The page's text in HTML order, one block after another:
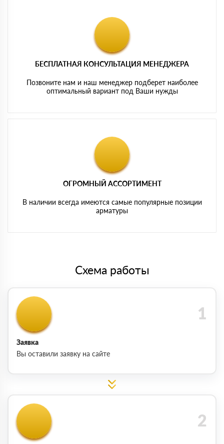
БЕСПЛАТНАЯ КОНСУЛЬТАЦИЯ МЕНЕДЖЕРА
Позвоните нам и наш менеджер подберет наиболее
оптимальный вариант под Ваши нужды
ОГРОМНЫЙ АССОРТИМЕНТ
В наличии всегда имеются самые популярные позиции
арматуры
Схема работы
Заявка
Вы оставили заявку на сайте